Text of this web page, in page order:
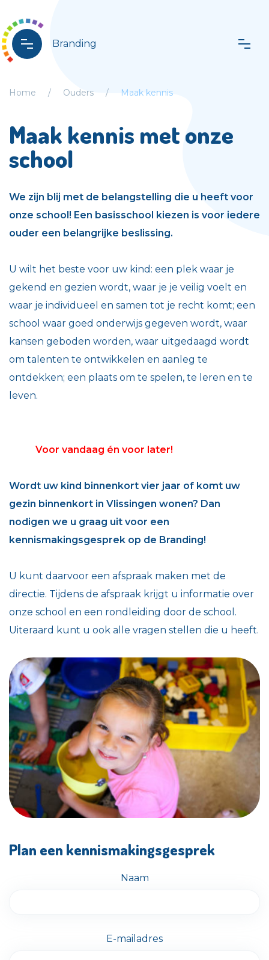
Branding
Home Ouders Maak kennis
Maak kennis met onze
school
We zijn blij met de belangstelling die u heeft voor
onze school! Een basisschool kiezen is voor iedere
ouder een belangrijke beslissing.
U wilt het beste voor uw kind: een plek waar je
gekend en gezien wordt, waar je je veilig voelt en
waar je individueel en samen tot je recht komt; een
school waar goed onderwijs gegeven wordt, waar
kansen geboden worden, waar uitgedaagd wordt
om talenten te ontwikkelen en aanleg te
ontdekken; een plaats om te spelen, te leren en te
leven.
Voor vandaag én voor later!
Wordt uw kind binnenkort vier jaar of komt uw
gezin binnenkort in Vlissingen wonen? Dan
nodigen we u graag uit voor een
kennismakingsgesprek op de Branding!
U kunt daarvoor een afspraak maken met de
directie. Tijdens de afspraak krijgt u informatie over
onze school en een rondleiding door de school.
Uiteraard kunt u ook alle vragen stellen die u heeft.
Plan een kennismakingsgesprek
Naam
E-mailadres